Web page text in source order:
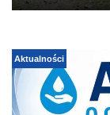
Aktualności